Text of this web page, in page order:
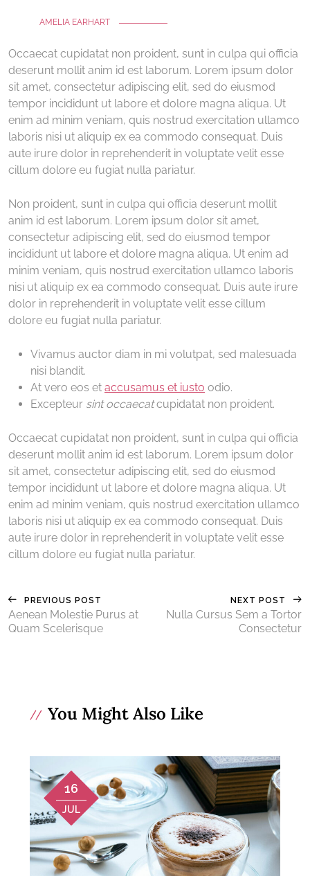
AMELIA EARHART
Occaecat cupidatat non proident, sunt in culpa qui officia
deserunt mollit anim id est laborum. Lorem ipsum dolor
sit amet, consectetur adipiscing elit, sed do eiusmod
tempor incididunt ut labore et dolore magna aliqua. Ut
enim ad minim veniam, quis nostrud exercitation ullamco
laboris nisi ut aliquip ex ea commodo consequat. Duis
aute irure dolor in reprehenderit in voluptate velit esse
cillum dolore eu fugiat nulla pariatur.
Non proident, sunt in culpa qui officia deserunt mollit
anim id est laborum. Lorem ipsum dolor sit amet,
consectetur adipiscing elit, sed do eiusmod tempor
incididunt ut labore et dolore magna aliqua. Ut enim ad
minim veniam, quis nostrud exercitation ullamco laboris
nisi ut aliquip ex ea commodo consequat. Duis aute irure
dolor in reprehenderit in voluptate velit esse cillum
dolore eu fugiat nulla pariatur.
Vivamus auctor diam in mi volutpat, sed malesuada
nisi blandit.
At vero eos et accusamus et iusto odio.
Excepteur sint occaecatcupidatat non proident.
Occaecat cupidatat non proident, sunt in culpa qui officia
deserunt mollit anim id est laborum. Lorem ipsum dolor
sit amet, consectetur adipiscing elit, sed do eiusmod
tempor incididunt ut labore et dolore magna aliqua. Ut
enim ad minim veniam, quis nostrud exercitation ullamco
laboris nisi ut aliquip ex ea commodo consequat. Duis
aute irure dolor in reprehenderit in voluptate velit esse
cillum dolore eu fugiat nulla pariatur.
PREVIOUS POST
Aenean Molestie Purus at
Quam Scelerisque
NEXT POST
Nulla Cursus Sem a Tortor
Consectetur
You Might Also Like
16
JUL